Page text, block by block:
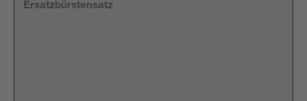
Ersatzbürstensatz